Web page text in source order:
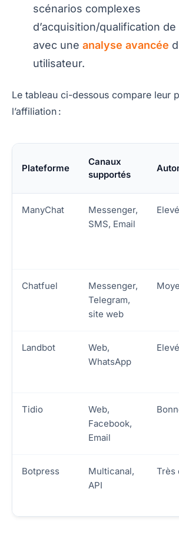
scénarios complexes
d’acquisition/qualification
avec une analyse avancée
utilisateur.
Le tableau ci-dessous compare leur
l’affiliation :
Plateforme
Canaux
supportés
ManyChat
Messenger,
SMS, Email
Chatfuel
Messenger,
Telegram,
site web
Landbot
Web,
WhatsApp
Tidio
Web,
Facebook,
Email
Botpress
Multicanal,
API
Très